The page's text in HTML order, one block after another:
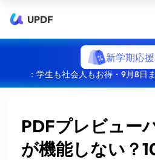
UPDF
新学期応
：学生も社会人もお得・9月8日
PDFプレビュー
が機能しない？